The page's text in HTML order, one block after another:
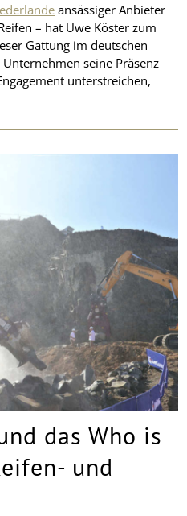
ansässiger Anbieter
– hat Uwe Köster zum
Gattung im deutschen
seine Präsenz
unterstreichen,
das Who is
und